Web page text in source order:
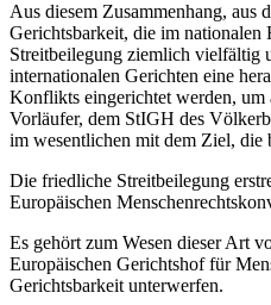
Aus diesem Zusammenhang,
Gerichtsbarkeit, die im
Streitbeilegung ziemlich vielfältig
internationalen Gerichten eine
Konflikts eingerichtet werden, um
Vorläufer, dem StIGH des
im wesentlichen mit dem Ziel, die
Die friedliche Streitbeilegung
Europäischen
Es gehört zum Wesen dieser Art
Europäischen Gerichtshof für
Gerichtsbarkeit unterwerfen.